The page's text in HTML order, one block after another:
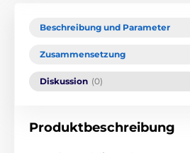
Beschreibung und Parameter
Zusammensetzung
Diskussion (0)
Produktbeschreibung